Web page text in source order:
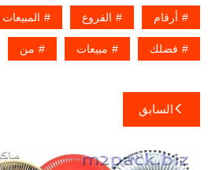
أرقام الفروع المبيعات
فضلك مبيعات من
تصفّح
المقالات
السابق